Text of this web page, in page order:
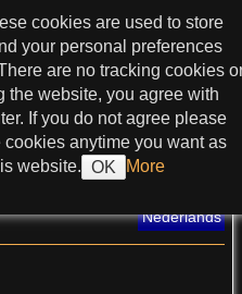
spring naar tekst
>
Nederlands
cookies are used to store
your personal preferences
are no tracking cookies
the website, you agree with
If you do not agree please
anytime you want as
website. OK
More